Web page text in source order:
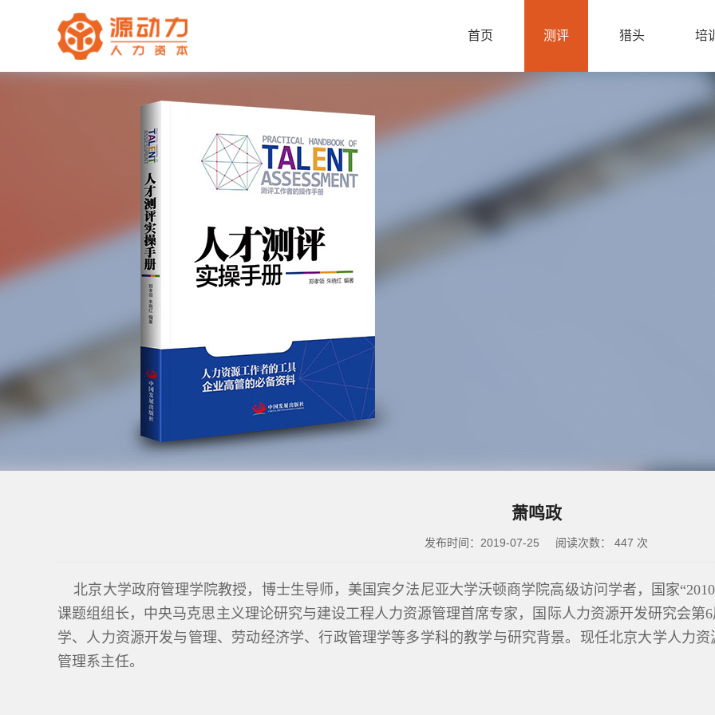
首页 测评 猎头 培
萧鸣政
发布时间：2019-07-25 阅读次数： 447 次
北京大学政府管理学院教授，博士生导师，美国宾夕法尼亚大学沃顿商学院高级访问学者，国家
课题组组长，中央马克思主义理论研究与建设工程人力资源管理首席专家，国际人力资源开发研究会
学、人力资源开发与管理、劳动经济学、行政管理学等多学科的教学与研究背景。现任北京大学人力
管理系主任。